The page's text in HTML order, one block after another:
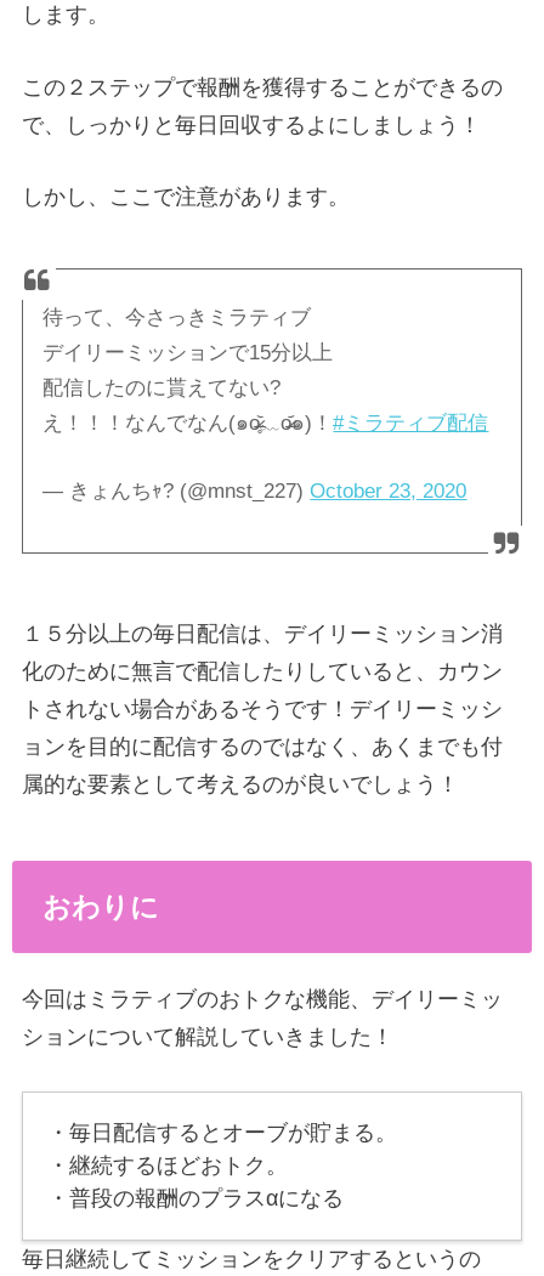
します。
この２ステップで報酬を獲得することができるの
で、しっかりと毎日回収するよにしましょう！
しかし、ここで注意があります。
待って、今さっきミラティブ
デイリーミッションで15分以上
配信したのに貰えてない?
え！！！なんでなん(๑o̴̶̷̥᷅﹏o̴̶̷᷄๑)！#ミラティブ配信
— きょんちｬ? (@mnst_227)October 23, 2020
１５分以上の毎日配信は、デイリーミッション消
化のために無言で配信したりしていると、カウン
トされない場合があるそうです！デイリーミッシ
ョンを目的に配信するのではなく、あくまでも付
属的な要素として考えるのが良いでしょう！
おわりに
今回はミラティブのおトクな機能、デイリーミッ
ションについて解説していきました！
・毎日配信するとオーブが貯まる。
・継続するほどおトク。
・普段の報酬のプラスαになる
毎日継続してミッションをクリアするというの